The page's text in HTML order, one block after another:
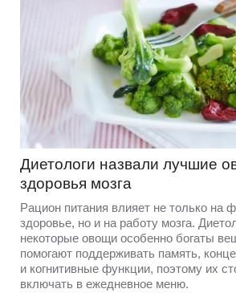
Диетологи назвали лучшие
здоровья мозга
Рацион питания влияет не только на
здоровье, но и на работу мозга.
некоторые овощи особенно богаты
помогают поддерживать память,
и когнитивные функции, поэтому их
включать в ежедневное меню.